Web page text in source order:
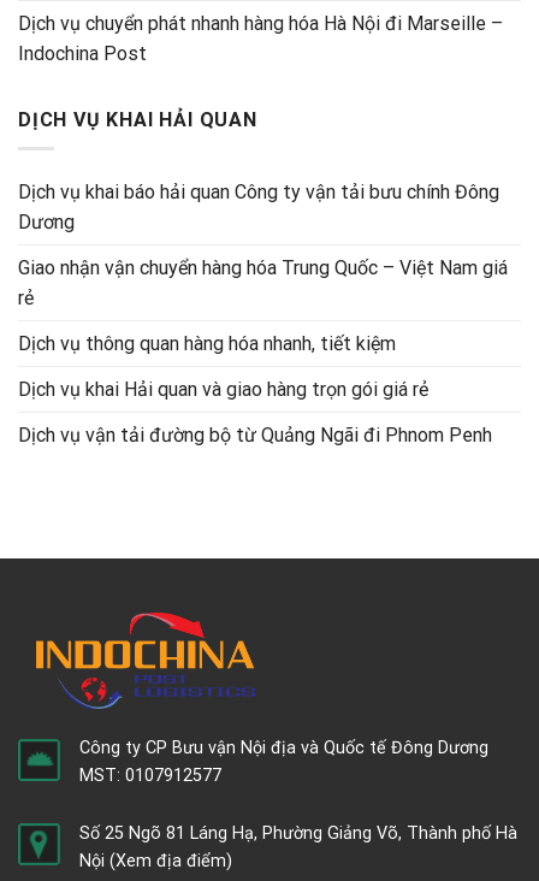
Dịch vụ chuyển phát nhanh hàng hóa Hà Nội đi Marseille –
Indochina Post
DỊCH VỤ KHAI HẢI QUAN
Dịch vụ khai báo hải quan Công ty vận tải bưu chính Đông
Dương
Giao nhận vận chuyển hàng hóa Trung Quốc – Việt Nam giá
rẻ
Dịch vụ thông quan hàng hóa nhanh, tiết kiệm
Dịch vụ khai Hải quan và giao hàng trọn gói giá rẻ
Dịch vụ vận tải đường bộ từ Quảng Ngãi đi Phnom Penh
Công ty CP Bưu vận Nội địa và Quốc tế Đông Dương
MST: 0107912577
Số 25 Ngõ 81 Láng Hạ, Phường Giảng Võ, Thành phố Hà
Nội (Xem địa điểm)